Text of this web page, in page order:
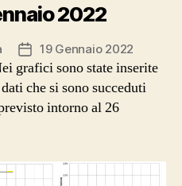
2022
Data
dell'articolo
19 Gennaio 2022
grafici sono state inserite
che si sono succeduti
intorno al 26